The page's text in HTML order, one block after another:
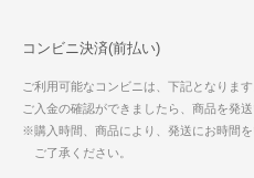
コンビニ決済(前払い)
ご利用可能なコンビニは、下記となります
ご入金の確認ができましたら、商品を発送
※購入時間、商品により、発送にお時間
ご了承ください。